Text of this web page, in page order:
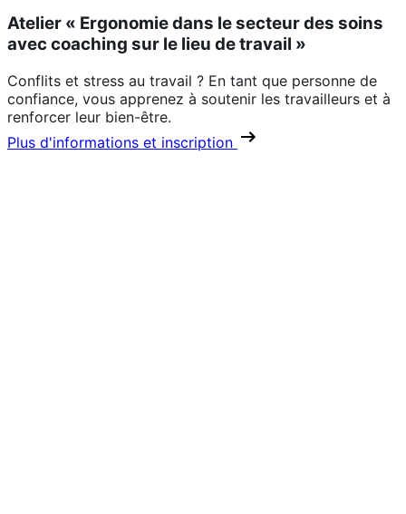
Atelier « Ergonomie dans le secteur des soins
avec coaching sur le lieu de travail »
Conflits et stress au travail ? En tant que personne de
confiance, vous apprenez à soutenir les travailleurs et à
renforcer leur bien-être.
Plus d'informations et inscription